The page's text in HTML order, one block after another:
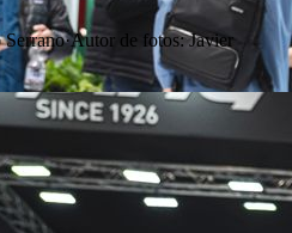
Serrano·Autor de fotos: Javier